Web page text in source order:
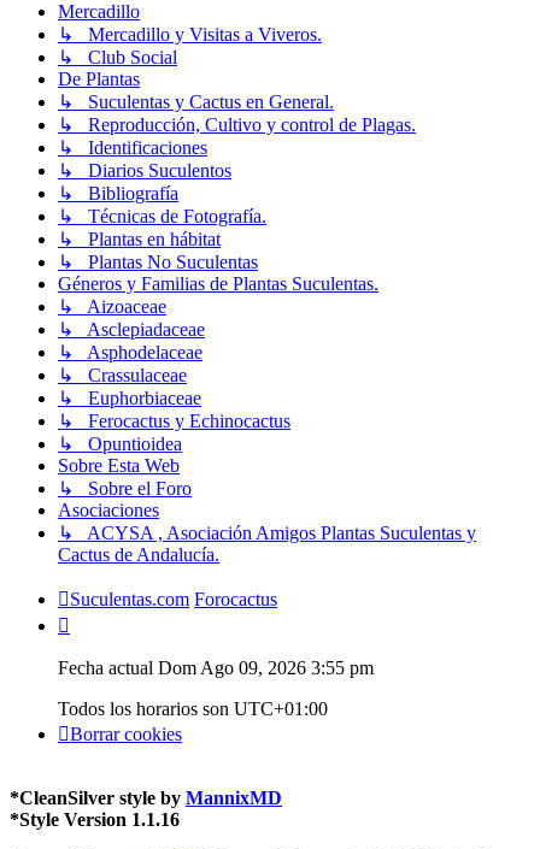
Mercadillo
↳ Mercadillo y Visitas a Viveros.
↳ Club Social
De Plantas
↳ Suculentas y Cactus en General.
↳ Reproducción, Cultivo y control de Plagas.
↳ Identificaciones
↳ Diarios Suculentos
↳ Bibliografía
↳ Técnicas de Fotografía.
↳ Plantas en hábitat
↳ Plantas No Suculentas
Géneros y Familias de Plantas Suculentas.
↳ Aizoaceae
↳ Asclepiadaceae
↳ Asphodelaceae
↳ Crassulaceae
↳ Euphorbiaceae
↳ Ferocactus y Echinocactus
↳ Opuntioidea
Sobre Esta Web
↳ Sobre el Foro
Asociaciones
↳ ACYSA , Asociación Amigos Plantas Suculentas y
Cactus de Andalucía.
Suculentas.com Forocactus
Fecha actual Dom Ago 09, 2026 3:55 pm
Todos los horarios son UTC+01:00
Borrar cookies
*CleanSilver style by MannixMD
*Style Version 1.1.16